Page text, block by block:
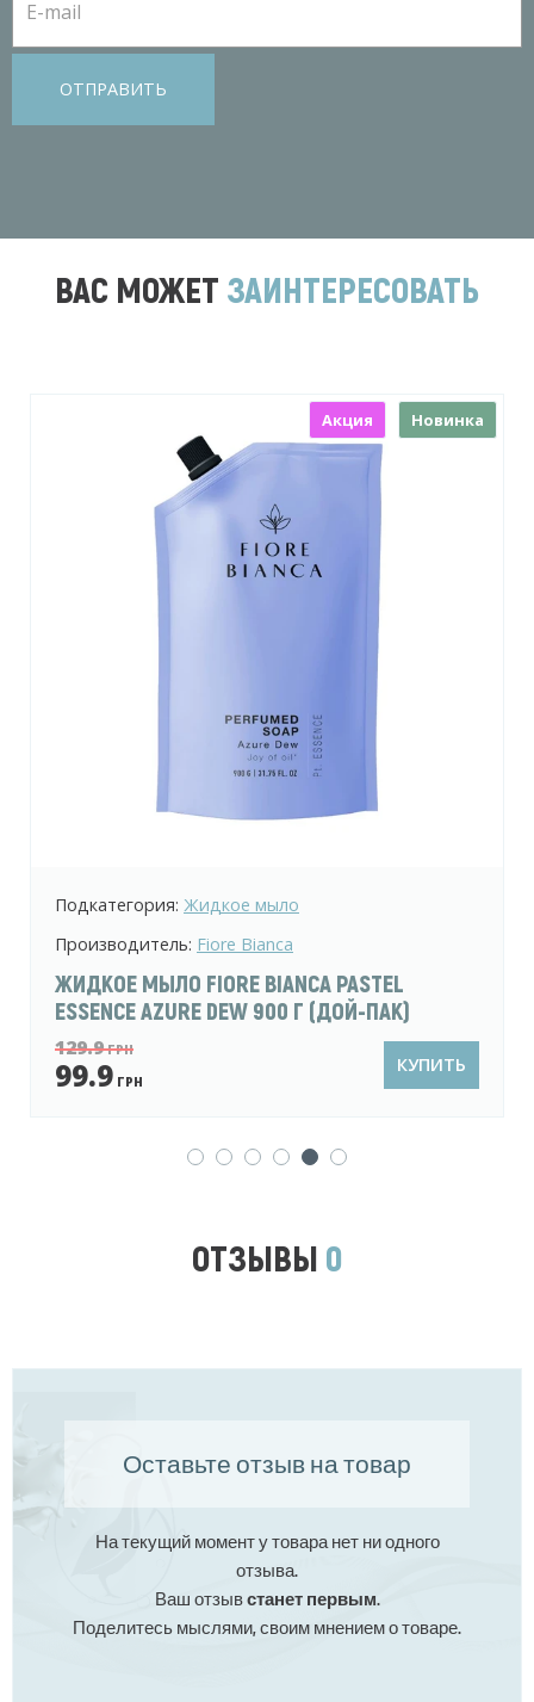
ОТПРАВИТЬ
ВАС МОЖЕТ ЗАИНТЕРЕСОВАТЬ
Акция
Подкатегория: Жидкое мыло
Производитель: Shik
ЖИДКОЕ МЫЛО SHIK ХУСТКА ТЫКВЕННОЕ
МАСЛО 500 МЛ
55ГРН
45ГРН
КУПИТЬ
ОТЗЫВЫ 0
Оставьте отзыв на товар
На текущий момент у товара нет ни одного
отзыва.
Ваш отзывстанет первым.
Поделитесь мыслями, своим мнением о товаре.